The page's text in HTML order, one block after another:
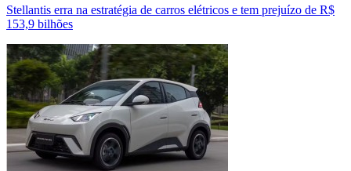
Stellantis erra na estratégia de carros elétricos e tem prejuízo de R$
153,9 bilhões